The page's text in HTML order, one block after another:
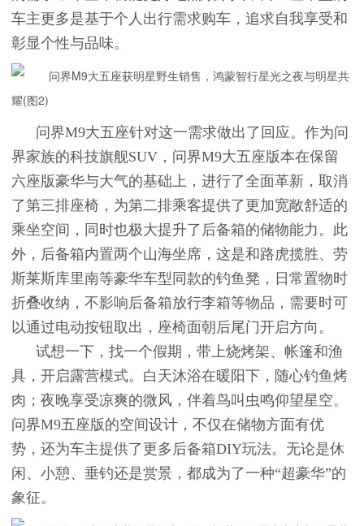
车主更多是基于个人出行需求购车，追求自我享受和
彰显个性与品味。
问界M9大五座针对这一需求做出了回应。作为问
界家族的科技旗舰SUV，问界M9大五座版本在保留
六座版豪华与大气的基础上，进行了全面革新，取消
了第三排座椅，为第二排乘客提供了更加宽敞舒适的
乘坐空间，同时也极大提升了后备箱的储物能力。此
外，后备箱内置两个山海坐席，这是和路虎揽胜、劳
斯莱斯库里南等豪华车型同款的钓鱼凳，日常置物时
折叠收纳，不影响后备箱放行李箱等物品，需要时可
以通过电动按钮取出，座椅面朝后尾门开启方向。
试想一下，找一个假期，带上烧烤架、帐篷和渔
具，开启露营模式。白天沐浴在暖阳下，随心钓鱼烤
肉；夜晚享受凉爽的微风，伴着鸟叫虫鸣仰望星空。
问界M9五座版的空间设计，不仅在储物方面有优
势，还为车主提供了更多后备箱DIY玩法。无论是休
闲、小憩、垂钓还是赏景，都成为了一种“超豪华”的
象征。